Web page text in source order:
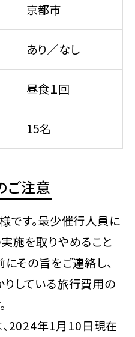
京都市
あり／なし
昼食１回
15名
ご注意
す。最少催行人員に
施を取りやめること
その旨をご連絡し、
している旅行費用の
2024年1月10日現在